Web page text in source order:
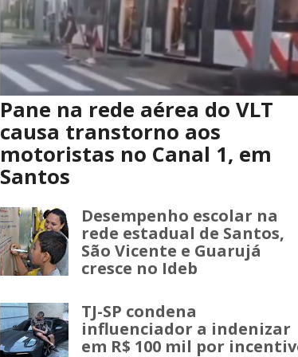
Pane na rede aérea do VLT
causa transtorno aos
motoristas no Canal 1, em
Santos
Desempenho escolar na
rede estadual de Santos,
São Vicente e Guarujá
cresce no Ideb
TJ-SP condena
influenciador a indenizar
em R$ 100 mil por